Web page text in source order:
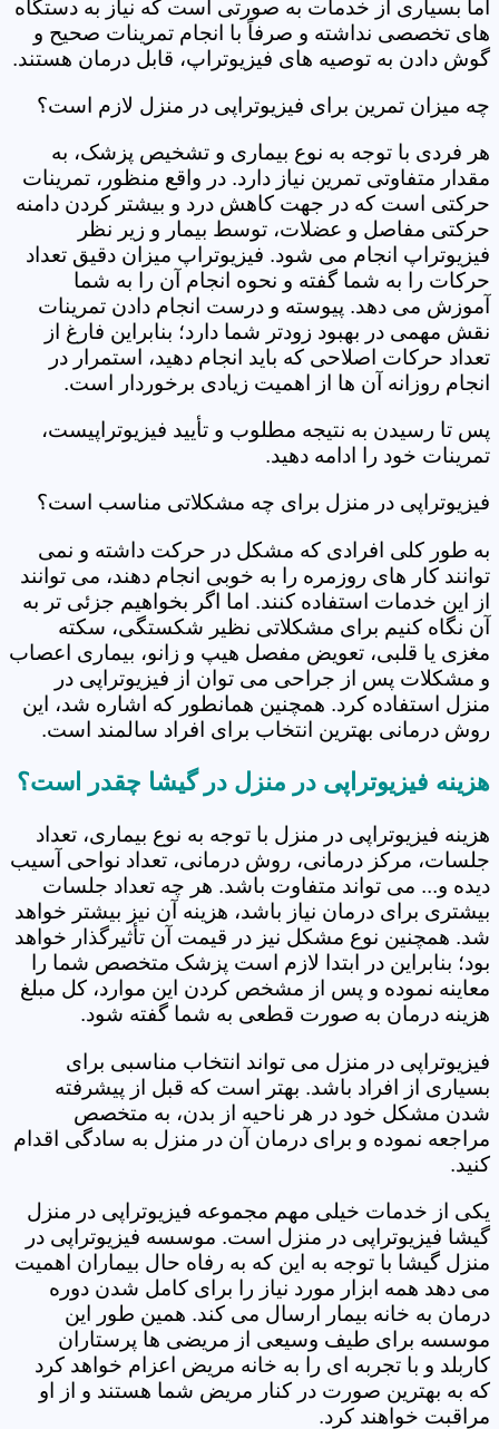
اما بسیاری از خدمات به صورتی است که نیاز به دستگاه
های تخصصی نداشته و صرفاً با انجام تمرینات صحیح و
گوش دادن به توصیه های فیزیوتراپ، قابل درمان هستند.
چه میزان تمرین برای فیزیوتراپی در منزل لازم است؟
هر فردی با توجه به نوع بیماری و تشخیص پزشک، به
مقدار متفاوتی تمرین نیاز دارد. در واقع منظور، تمرینات
حرکتی است که در جهت کاهش درد و بیشتر کردن دامنه
حرکتی مفاصل و عضلات، توسط بیمار و زیر نظر
فیزیوتراپ انجام می شود. فیزیوتراپ میزان دقیق تعداد
حرکات را به شما گفته و نحوه انجام آن را به شما
آموزش می دهد. پیوسته و درست انجام دادن تمرینات
نقش مهمی در بهبود زودتر شما دارد؛ بنابراین فارغ از
تعداد حرکات اصلاحی که باید انجام دهید، استمرار در
انجام روزانه آن ها از اهمیت زیادی برخوردار است.
پس تا رسیدن به نتیجه مطلوب و تأیید فیزیوتراپیست،
تمرینات خود را ادامه دهید.
فیزیوتراپی در منزل برای چه مشکلاتی مناسب است؟
به طور کلی افرادی که مشکل در حرکت داشته و نمی
توانند کار های روزمره را به خوبی انجام دهند، می توانند
از این خدمات استفاده کنند. اما اگر بخواهیم جزئی تر به
آن نگاه کنیم برای مشکلاتی نظیر شکستگی، سکته
مغزی یا قلبی، تعویض مفصل هیپ و زانو، بیماری اعصاب
و مشکلات پس از جراحی می توان از فیزیوتراپی در
منزل استفاده کرد. همچنین همانطور که اشاره شد، این
روش درمانی بهترین انتخاب برای افراد سالمند است.
هزینه فیزیوتراپی در منزل در گیشا چقدر است؟
هزینه فیزیوتراپی در منزل با توجه به نوع بیماری، تعداد
جلسات، مرکز درمانی، روش درمانی، تعداد نواحی آسیب
دیده و... می تواند متفاوت باشد. هر چه تعداد جلسات
بیشتری برای درمان نیاز باشد، هزینه آن نیز بیشتر خواهد
شد. همچنین نوع مشکل نیز در قیمت آن تأثیرگذار خواهد
بود؛ بنابراین در ابتدا لازم است پزشک متخصص شما را
معاینه نموده و پس از مشخص کردن این موارد، کل مبلغ
هزینه درمان به صورت قطعی به شما گفته شود.
فیزیوتراپی در منزل می تواند انتخاب مناسبی برای
بسیاری از افراد باشد. بهتر است که قبل از پیشرفته
شدن مشکل خود در هر ناحیه از بدن، به متخصص
مراجعه نموده و برای درمان آن در منزل به سادگی اقدام
کنید.
یکی از خدمات خیلی مهم مجموعه فیزیوتراپی در منزل
گیشا فیزیوتراپی در منزل است. موسسه فیزیوتراپی در
منزل گیشا با توجه به این که به رفاه حال بیماران اهمیت
می دهد همه ابزار مورد نیاز را برای کامل شدن دوره
درمان به خانه بیمار ارسال می کند. همین طور این
موسسه برای طیف وسیعی از مریضی ها پرستاران
کاربلد و با تجربه ای را به خانه مریض اعزام خواهد کرد
که به بهترین صورت در کنار مریض شما هستند و از او
مراقبت خواهند کرد.